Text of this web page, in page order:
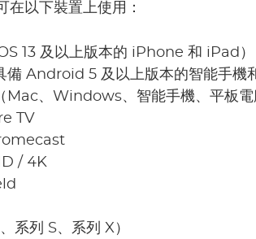
以下裝置上使用：
13 及以上版本的 iPhone 和 iPad）
Android 5 及以上版本的智能手機
Mac、Windows、智能手機、平板電
TV
/ 4K
系列 S、系列 X）